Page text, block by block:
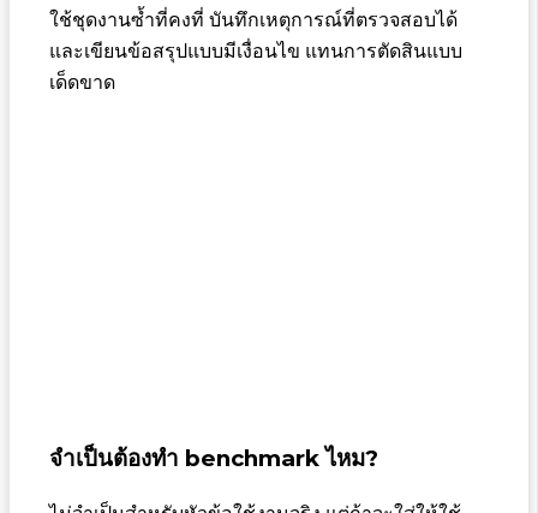
ใช้ชุดงานซ้ำที่คงที่ บันทึกเหตุการณ์ที่ตรวจสอบได้
และเขียนข้อสรุปแบบมีเงื่อนไข แทนการตัดสินแบบ
เด็ดขาด
จำเป็นต้องทำ benchmark ไหม?